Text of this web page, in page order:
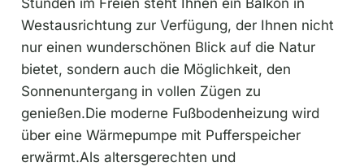
Stunden im Freien steht Ihnen ein Balkon in
Westausrichtung zur Verfügung, der Ihnen nicht
nur einen wunderschönen Blick auf die Natur
bietet, sondern auch die Möglichkeit, den
Sonnenuntergang in vollen Zügen zu
genießen.Die moderne Fußbodenheizung wird
über eine Wärmepumpe mit Pufferspeicher
erwärmt.Als altersgerechten und